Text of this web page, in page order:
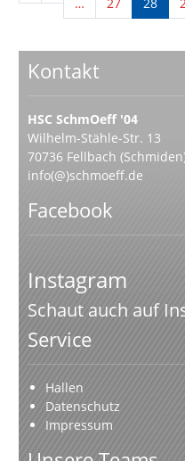
Kontakt
HSC SchmOeff '04
Wilhelm-Stähle-Str. 13
70736 Fellbach
info(@)schmoeff.de
Facebook
Instagram
Schaut auch auf
Service
Hallen
Datenschutz
Impressum